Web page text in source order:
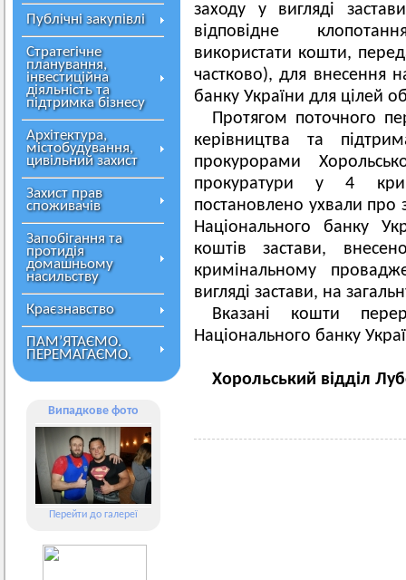
Публічні закупівлі
Стратегічне
планування,
інвестиційна
діяльність та
підтримка бізнесу
Архітектура,
містобудування,
цивільний захист
Захист прав
споживачів
Запобігання та
протидія
домашньому
насильству
Краєзнавство
ПАМ’ЯТАЄМО.
ПЕРЕМАГАЄМО.
Випадкове фото
Перейти до галереї
заходу у вигляді
відповідне
використати кошти,
частково), для внесення
банку України для цілей
Протягом поточного
керівництва та
прокурорами
прокуратури у 4
постановлено ухвали про
Національного банку
коштів застави,
кримінальному
вигляді застави, на
Вказані кошти
Національного банку
Хорольський відділ